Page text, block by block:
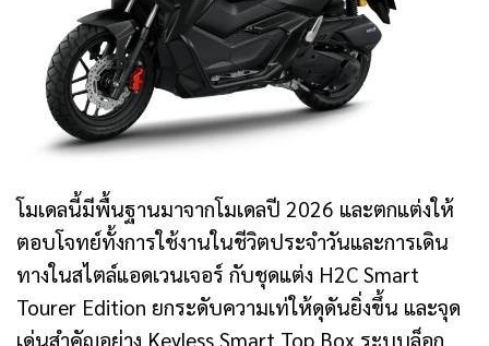
โมเดลนี้มีพื้นฐานมาจากโมเดลปี 2026 และตกแต่งให้
ตอบโจทย์ทั้งการใช้งานในชีวิตประจำวันและการเดิน
ทางในสไตล์แอดเวนเจอร์ กับชุดแต่ง H2C Smart
Tourer Edition ยกระดับความเท่ให้ดุดันยิ่งขึ้น และจุด
เด่นสำคัญอย่าง Keyless Smart Top Box ระบบล็อก